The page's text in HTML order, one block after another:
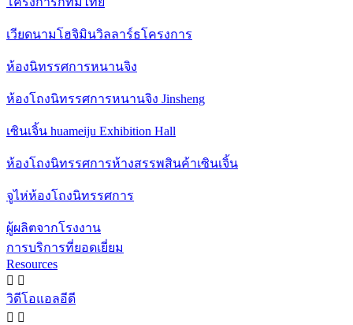
เวียดนามโฮจิมินวิลลาร์ธโครงการ
ห้องนิทรรศการหนานจิง
ห้องโถงนิทรรศการหนานจิง Jinsheng
เซินเจิ้น huameiju Exhibition Hall
ห้องโถงนิทรรศการห้างสรรพสินค้าเซินเจิ้น
จูไห่ห้องโถงนิทรรศการ
ผู้ผลิตจากโรงงาน
การบริการที่ยอดเยี่ยม
Resources
 
วิดีโอแอลอีดี
 